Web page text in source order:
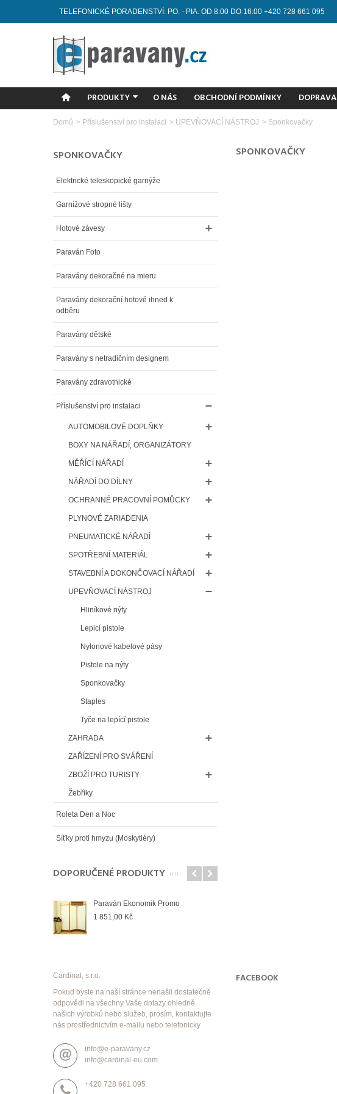
TELEFONICKÉ PORADENSTVÍ: PO. - PIA. OD 8:00 DO 16:00 +420 728 661 095
PRODUKTY O NÁS OBCHODNÍ PODMÍNKY DOPRAVA
Domů > Příslušenství pro instalaci > UPEVŇOVACÍ NÁSTROJ > Sponkovačky
SPONKOVAČKY
Elektrické teleskopické garnýže
Garnižové stropné lišty
Hotové závesy
Paraván Foto
Paravány dekoračné na mieru
Paravány dekorační hotové ihned k
odběru
Paravány dětské
Paravány s netradičním designem
Paravány zdravotnické
Příslušenství pro instalaci
AUTOMOBILOVÉ DOPLŇKY
BOXY NA NÁŘADÍ, ORGANIZÁTORY
MĚŘÍCÍ NÁŘADÍ
NÁŘADÍ DO DÍLNY
OCHRANNÉ PRACOVNÍ POMŮCKY
PLYNOVÉ ZARIADENIA
PNEUMATICKÉ NÁŘADÍ
SPOTŘEBNÍ MATERIÁL
STAVEBNÍ A DOKONČOVACÍ NÁŘADÍ
UPEVŇOVACÍ NÁSTROJ
Hliníkové nýty
Lepicí pistole
Nylonové kabelové pásy
Pistole na nýty
Sponkovačky
Staples
Tyče na lepící pistole
ZAHRADA
ZAŘÍZENÍ PRO SVÁŘENÍ
ZBOŽÍ PRO TURISTY
Žebříky
Roleta Den a Noc
Síťky proti hmyzu (Moskytiéry)
DOPORUČENÉ PRODUKTY
Paraván Ekonomik Promo
1 851,00 Kč
SPONKOVAČKY
Cardinal, s.r.o.
Pokud byste na naší stránce nenašli dostatečně
odpovědi na všechny Vaše dotazy ohledně
našich výrobků nebo služeb, prosím, kontaktujte
nás prostřednictvím e-mailu nebo telefonicky
info@e-paravany.cz
info@cardinal-eu.com
+420 728 661 095
FACEBOOK